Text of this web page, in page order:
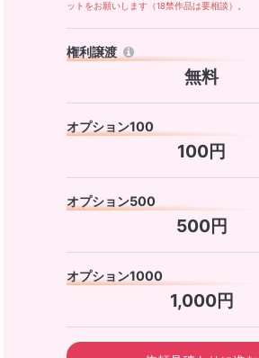
ットをお願いします（18禁作品は要相談）。
権利譲渡
無料
オプション100
100円
オプション500
500円
オプション1000
1,000円